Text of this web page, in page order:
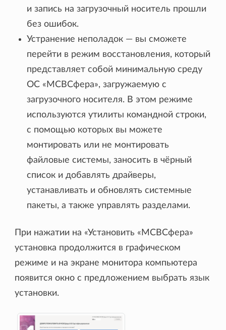
и запись на загрузочный носитель прошли
без ошибок.
Устранение неполадок — вы сможете
перейти в режим восстановления, который
представляет собой минимальную среду
ОС «МСВСфера», загружаемую с
загрузочного носителя. В этом режиме
используются утилиты командной строки,
с помощью которых вы можете
монтировать или не монтировать
файловые системы, заносить в чёрный
список и добавлять драйверы,
устанавливать и обновлять системные
пакеты, а также управлять разделами.
При нажатии на «Установить «МСВСфера»
установка продолжится в графическом
режиме и на экране монитора компьютера
появится окно с предложением выбрать язык
установки.